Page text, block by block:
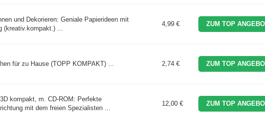
und Dekorieren: Geniale Papierideen mit
(kreativ.kompakt.) ...
4,99 € ZUM TOP
für zu Hause (TOPP KOMPAKT) ... 2,74 € ZUM TOP
kompakt, m. CD-ROM: Perfekte
mit dem freien Spezialisten ...
12,00 € ZUM TOP